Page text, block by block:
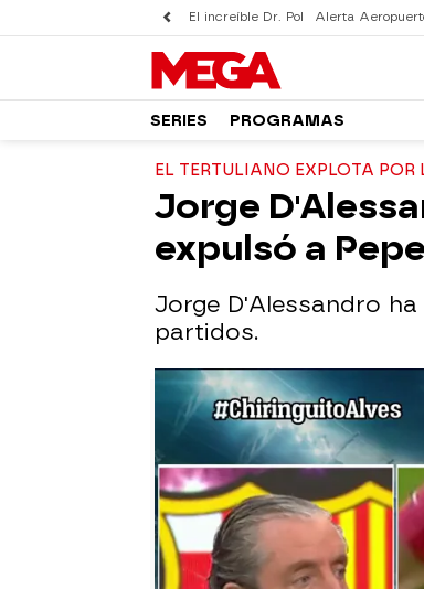
El increíble Dr. Pol Alerta
SERIES PROGRAMAS
EL TERTULIANO EXPLOTA
Jorge
expulsó a
Jorge D'Alessandro
partidos.